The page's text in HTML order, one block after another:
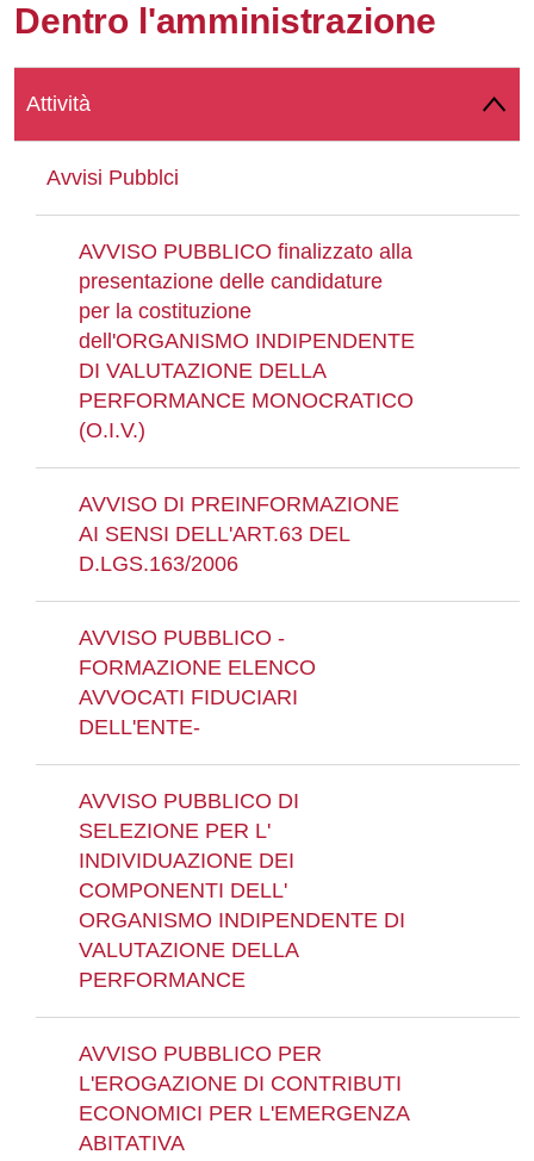
Dentro l'amministrazione
Attività
Avvisi Pubblci
AVVISO PUBBLICO finalizzato alla
presentazione delle candidature
per la costituzione
dell'ORGANISMO INDIPENDENTE
DI VALUTAZIONE DELLA
PERFORMANCE MONOCRATICO
(O.I.V.)
AVVISO DI PREINFORMAZIONE
AI SENSI DELL'ART.63 DEL
D.LGS.163/2006
AVVISO PUBBLICO -
FORMAZIONE ELENCO
AVVOCATI FIDUCIARI
DELL'ENTE-
AVVISO PUBBLICO DI
SELEZIONE PER L'
INDIVIDUAZIONE DEI
COMPONENTI DELL'
ORGANISMO INDIPENDENTE DI
VALUTAZIONE DELLA
PERFORMANCE
AVVISO PUBBLICO PER
L'EROGAZIONE DI CONTRIBUTI
ECONOMICI PER L'EMERGENZA
ABITATIVA